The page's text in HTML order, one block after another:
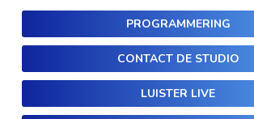
PROGRAMMERING
CONTACT DE STUDIO
LUISTER LIVE